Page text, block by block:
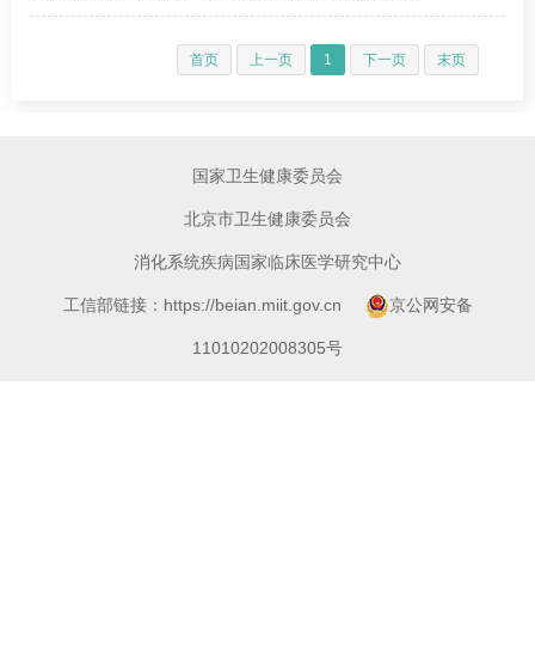
首页 上一页 1 下一页 末页
国家卫生健康委员会
北京市卫生健康委员会
消化系统疾病国家临床医学研究中心
工信部链接：https://beian.miit.gov.cn 京公网安备
11010202008305号